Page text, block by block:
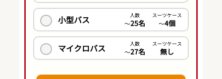
小型バス 人数
〜25名
スーツケース
〜4個
マイクロバス 人数
〜27名
スーツケース
無し